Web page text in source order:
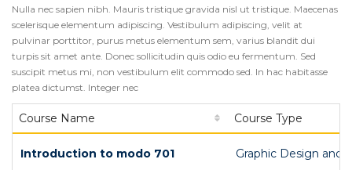
Nulla nec sapien nibh. Mauris tristique gravida nisl ut tristique. Maecenas
scelerisque elementum adipiscing. Vestibulum adipiscing, velit at
pulvinar porttitor, purus metus elementum sem, varius blandit dui
turpis sit amet ante. Donec sollicitudin quis odio eu fermentum. Sed
suscipit metus mi, non vestibulum elit commodo sed. In hac habitasse
platea dictumst. Integer nec
Course Name Course Type
Introduction to modo 701 Graphic Design and